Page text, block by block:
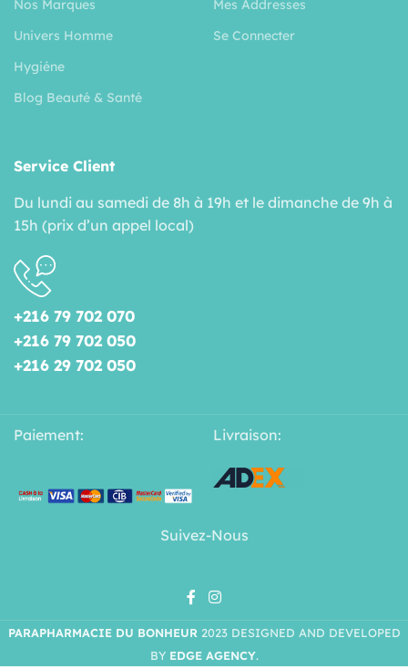
Nos Marques
Univers Homme
Hygiéne
Blog Beauté & Santé
Mes Addresses
Se Connecter
Service Client
Du lundi au samedi de 8h à 19h et le dimanche de 9h à
15h (prix d’un appel local)
+216 79 702 070
+216 79 702 050
+216 29 702 050
Paiement: Livraison:
Suivez-Nous
PARAPHARMACIE DU BONHEUR 2023 DESIGNED AND DEVELOPED
BY EDGE AGENCY.